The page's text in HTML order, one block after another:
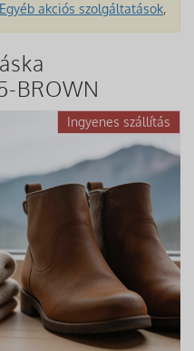
Egyéb akciós szolgáltatások,
BROWN
Ingyenes szállítás